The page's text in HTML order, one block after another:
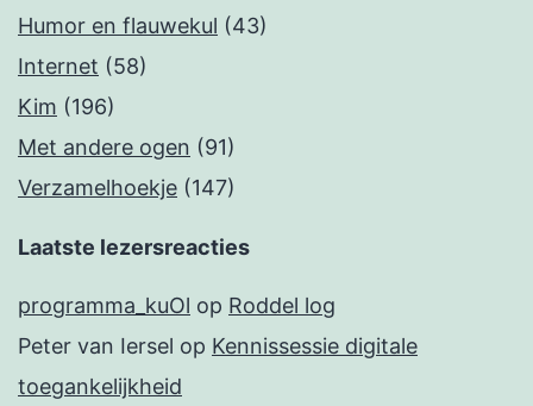
Humor en flauwekul (43)
Internet (58)
Kim (196)
Met andere ogen (91)
Verzamelhoekje (147)
Laatste lezersreacties
programma_kuOl op Roddel log
Peter van Iersel op Kennissessie digitale
toegankelijkheid